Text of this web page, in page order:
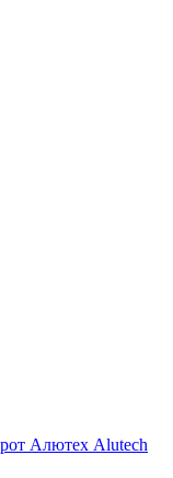
Алютех Alutech